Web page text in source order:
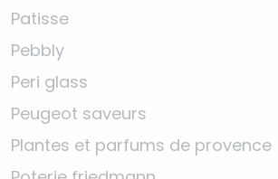
Patisse
Pebbly
Peri glass
Peugeot saveurs
Plantes et parfums de provence